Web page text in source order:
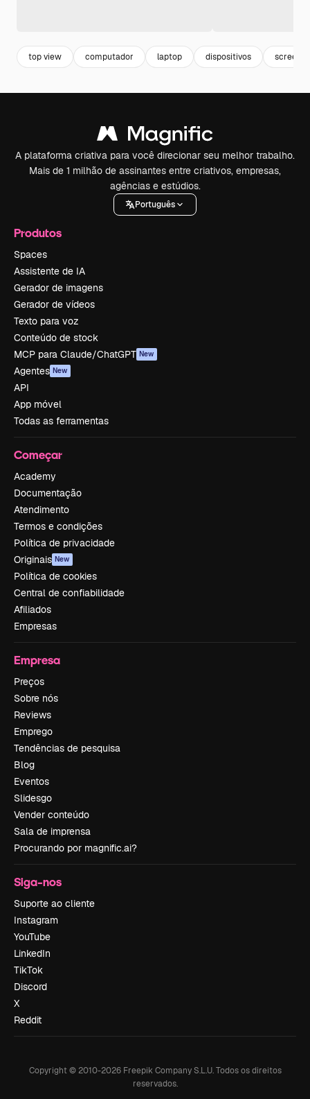
top view computador laptop dispositivos screen
A plataforma criativa para você direcionar seu melhor trabalho.
Mais de 1 milhão de assinantes entre criativos, empresas,
agências e estúdios.
Português
Produtos
Spaces
Assistente de IA
Gerador de imagens
Gerador de vídeos
Texto para voz
Conteúdo de stock
MCP para Claude/ChatGPT New
Agentes New
API
App móvel
Todas as ferramentas
Começar
Academy
Documentação
Atendimento
Termos e condições
Política de privacidade
Originais New
Política de cookies
Central de confiabilidade
Afiliados
Empresas
Empresa
Preços
Sobre nós
Reviews
Emprego
Tendências de pesquisa
Blog
Eventos
Slidesgo
Vender conteúdo
Sala de imprensa
Procurando por magnific.ai?
Siga-nos
Suporte ao cliente
Instagram
YouTube
LinkedIn
TikTok
Discord
X
Reddit
Copyright © 2010-2026Freepik Company S.L.U. Todos os direitos
reservados.